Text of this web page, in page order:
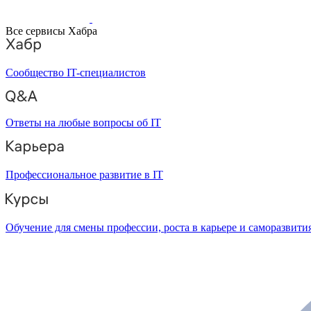
Все сервисы Хабра
Сообщество IT-специалистов
Ответы на любые вопросы об IT
Профессиональное развитие в IT
Обучение для смены профессии, роста в карьере и